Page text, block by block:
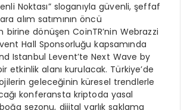
Noktası” sloganıyla güvenli, şeffaf
alım satımının öncü
birine dönüşen CoinTR’nin Webrazzi
Hall Sponsorluğu kapsamında
Istanbul Levent’te Next Wave by
etkinlik alanı kurulacak. Türkiye’de
geleceğinin küresel trendlerle
konferansta kriptoda yasal
sezonu, dijital varlık saklama